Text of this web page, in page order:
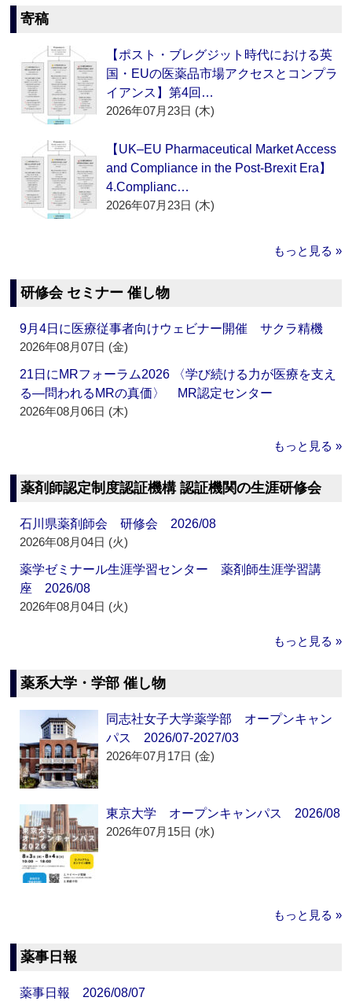
寄稿
【ポスト・ブレグジット時代における英
国・EUの医薬品市場アクセスとコンプラ
イアンス】第4回…
2026年07月23日 (木)
【UK–EU Pharmaceutical Market Access
and Compliance in the Post-Brexit Era】
4.Complianc…
2026年07月23日 (木)
もっと見る »
研修会 セミナー 催し物
9月4日に医療従事者向けウェビナー開催 サクラ精機
2026年08月07日 (金)
21日にMRフォーラム2026 〈学び続ける力が医療を支え
る―問われるMRの真価〉 MR認定センター
2026年08月06日 (木)
もっと見る »
薬剤師認定制度認証機構 認証機関の生涯研修会
石川県薬剤師会 研修会 2026/08
2026年08月04日 (火)
薬学ゼミナール生涯学習センター 薬剤師生涯学習講
座 2026/08
2026年08月04日 (火)
もっと見る »
薬系大学・学部 催し物
同志社女子大学薬学部 オープンキャン
パス 2026/07-2027/03
2026年07月17日 (金)
東京大学 オープンキャンパス 2026/08
2026年07月15日 (水)
もっと見る »
薬事日報
薬事日報 2026/08/07